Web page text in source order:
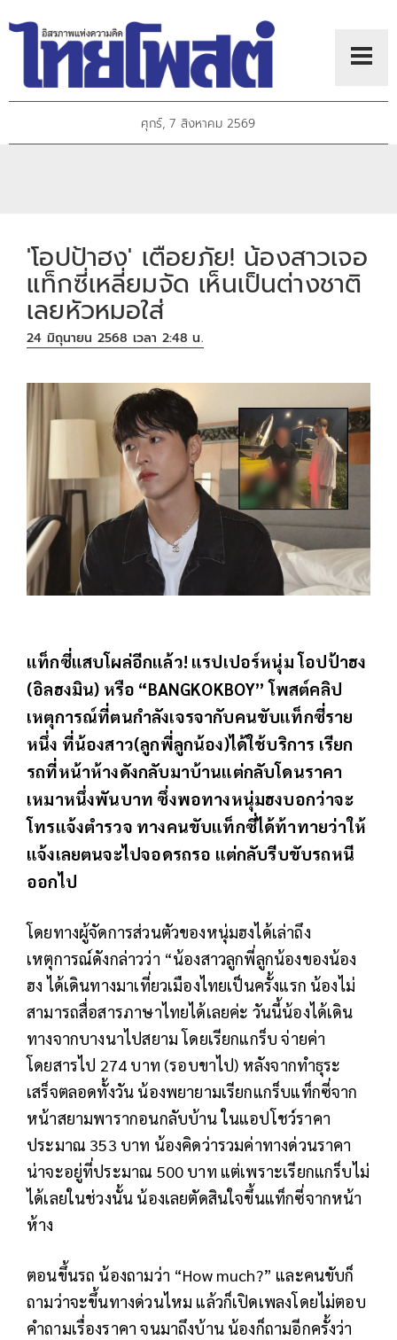
ศุกร์, 7 สิงหาคม 2569
'โอปป้าฮง' เตือยภัย! น้องสาวเจอ
แท็กซี่เหลี่ยมจัด เห็นเป็นต่างชาติ
เลยหัวหมอใส่
24 มิถุนายน 2568 เวลา 2:48 น.
แท็กซี่แสบโผล่อีกแล้ว! แรปเปอร์หนุ่ม โอปป้าฮง
(อิลฮงมิน) หรือ “BANGKOKBOY” โพสต์คลิป
เหตุการณ์ที่ตนกำลังเจรจากับคนขับแท็กซี่ราย
หนึ่ง ที่น้องสาว(ลูกพี่ลูกน้อง)ได้ใช้บริการ เรียก
รถที่หน้าห้างดังกลับมาบ้านแต่กลับโดนราคา
เหมาหนึ่งพันบาท ซึ่งพอทางหนุ่มฮงบอกว่าจะ
โทรแจ้งตำรวจ ทางคนขับแท็กซี่ได้ท้าทายว่าให้
แจ้งเลยตนจะไปจอดรถรอ แต่กลับรีบขับรถหนี
ออกไป
โดยทางผู้จัดการส่วนตัวของหนุ่มฮงได้เล่าถึง
เหตุการณ์ดังกล่าวว่า “น้องสาวลูกพี่ลูกน้องของน้อง
ฮง ได้เดินทางมาเที่ยวเมืองไทยเป็นครั้งแรก น้องไม่
สามารถสื่อสารภาษาไทยได้เลยค่ะ วันนี้น้องได้เดิน
ทางจากบางนาไปสยาม โดยเรียกแกร็บ จ่ายค่า
โดยสารไป 274 บาท (รอบขาไป) หลังจากทำธุระ
เสร็จตลอดทั้งวัน น้องพยายามเรียกแกร็บแท็กซี่จาก
หน้าสยามพารากอนกลับบ้าน ในแอปโชว์ราคา
ประมาณ 353 บาท น้องคิดว่ารวมค่าทางด่วนราคา
น่าจะอยู่ที่ประมาณ 500 บาท แต่เพราะเรียกแกร็บไม่
ได้เลยในช่วงนั้น น้องเลยตัดสินใจขึ้นแท็กซี่จากหน้า
ห้าง
ตอนขึ้นรถ น้องถามว่า “How much?” และคนขับก็
ถามว่าจะขึ้นทางด่วนไหม แล้วก็เปิดเพลงโดยไม่ตอบ
คำถามเรื่องราคา จนมาถึงบ้าน น้องก็ถามอีกครั้งว่า